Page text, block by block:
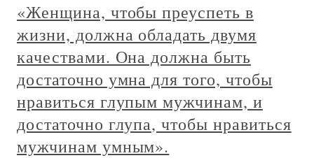
«Женщина, чтобы преуспеть в
жизни, должна обладать двумя
качествами. Она должна быть
достаточно умна для того, чтобы
нравиться глупым мужчинам, и
достаточно глупа, чтобы нравиться
мужчинам умным».